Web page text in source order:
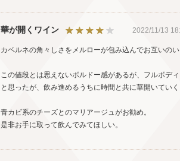
華が開くワイン 2022/11/13
カベルネの角々しさをメルローが包み込んでお互いの
この値段とは思えないボルドー感があるが、フルボデ
と思ったが、飲み進めるうちに時間と共に華開いていく
青カビ系のチーズとのマリアージュがお勧め。
是非お手に取って飲んでみてほしい。